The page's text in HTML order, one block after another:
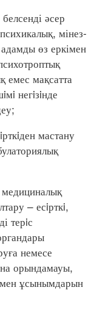
әсер
мінез-
өз еркімен
емес мақсатта
негiзiнде
мастану
– есiрткi,
терiс
немесе
орындамауы,
мен ұсынымдарын